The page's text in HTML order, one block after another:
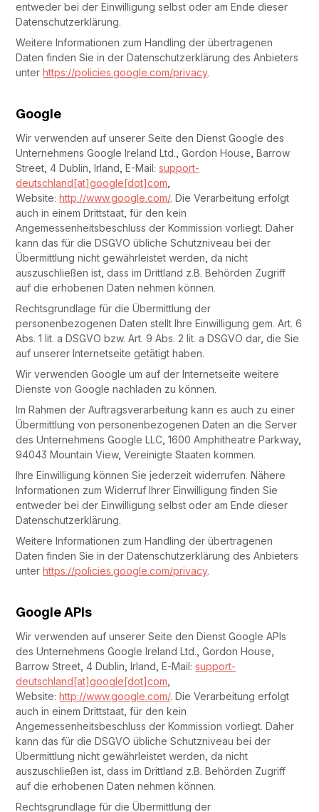
entweder bei der Einwilligung selbst oder am Ende dieser
Datenschutzerklärung.
Weitere Informationen zum Handling der übertragenen
Daten finden Sie in der Datenschutzerklärung des Anbieters
unterhttps://policies.google.com/privacy.
Google
Wir verwenden auf unserer Seite den Dienst Google des
Unternehmens Google Ireland Ltd., Gordon House, Barrow
Street, 4 Dublin, Irland, E-Mail:support-
deutschland[at]google[dot]com
Website:http://www.google.com/. Die Verarbeitung erfolgt
auch in einem Drittstaat, für den kein
Angemessenheitsbeschluss der Kommission vorliegt. Daher
kann das für die DSGVO übliche Schutzniveau bei der
Übermittlung nicht gewährleistet werden, da nicht
auszuschließen ist, dass im Drittland z.B. Behörden Zugriff
auf die erhobenen Daten nehmen können.
Rechtsgrundlage für die Übermittlung der
personenbezogenen Daten stellt Ihre Einwilligung gem. Art. 6
Abs. 1 lit. a DSGVO bzw. Art. 9 Abs. 2 lit. a DSGVO dar, die Sie
auf unserer Internetseite getätigt haben.
Wir verwenden Google um auf der Internetseite weitere
Dienste von Google nachladen zu können.
Im Rahmen der Auftragsverarbeitung kann es auch zu einer
Übermittlung von personenbezogenen Daten an die Server
des Unternehmens Google LLC, 1600 Amphitheatre Parkway,
94043 Mountain View, Vereinigte Staaten kommen.
Ihre Einwilligung können Sie jederzeit widerrufen. Nähere
Informationen zum Widerruf Ihrer Einwilligung finden Sie
entweder bei der Einwilligung selbst oder am Ende dieser
Datenschutzerklärung.
Weitere Informationen zum Handling der übertragenen
Daten finden Sie in der Datenschutzerklärung des Anbieters
unterhttps://policies.google.com/privacy.
Google APIs
Wir verwenden auf unserer Seite den Dienst Google APIs
des Unternehmens Google Ireland Ltd., Gordon House,
Barrow Street, 4 Dublin, Irland, E-Mail:support-
deutschland[at]google[dot]com
Website:http://www.google.com/. Die Verarbeitung erfolgt
auch in einem Drittstaat, für den kein
Angemessenheitsbeschluss der Kommission vorliegt. Daher
kann das für die DSGVO übliche Schutzniveau bei der
Übermittlung nicht gewährleistet werden, da nicht
auszuschließen ist, dass im Drittland z.B. Behörden Zugriff
auf die erhobenen Daten nehmen können.
Rechtsgrundlage für die Übermittlung der